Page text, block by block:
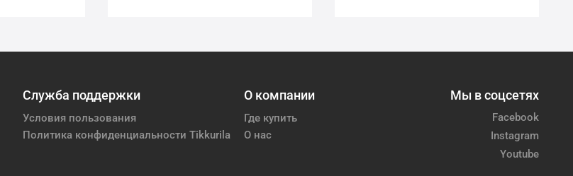
Служба поддержки
Условия пользования
Политика конфиденциальности Tikkurila
О компании
Где купить
О нас
Мы в соцсетях
Facebook
Instagram
Youtube